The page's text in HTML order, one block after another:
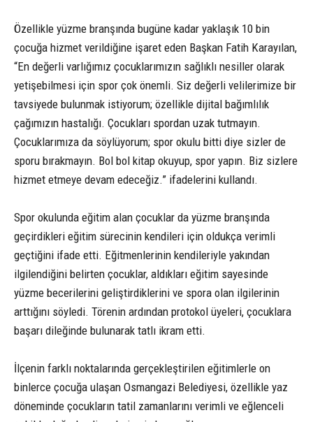
Özellikle yüzme branşında bugüne kadar yaklaşık 10 bin
çocuğa hizmet verildiğine işaret eden Başkan Fatih Karayılan,
“En değerli varlığımız çocuklarımızın sağlıklı nesiller olarak
yetişebilmesi için spor çok önemli. Siz değerli velilerimize bir
tavsiyede bulunmak istiyorum; özellikle dijital bağımlılık
çağımızın hastalığı. Çocukları spordan uzak tutmayın.
Çocuklarımıza da söylüyorum; spor okulu bitti diye sizler de
sporu bırakmayın. Bol bol kitap okuyup, spor yapın. Biz sizlere
hizmet etmeye devam edeceğiz.” ifadelerini kullandı.
Spor okulunda eğitim alan çocuklar da yüzme branşında
geçirdikleri eğitim sürecinin kendileri için oldukça verimli
geçtiğini ifade etti. Eğitmenlerinin kendileriyle yakından
ilgilendiğini belirten çocuklar, aldıkları eğitim sayesinde
yüzme becerilerini geliştirdiklerini ve spora olan ilgilerinin
arttığını söyledi. Törenin ardından protokol üyeleri, çocuklara
başarı dileğinde bulunarak tatlı ikram etti.
İlçenin farklı noktalarında gerçekleştirilen eğitimlerle on
binlerce çocuğa ulaşan Osmangazi Belediyesi, özellikle yaz
döneminde çocukların tatil zamanlarını verimli ve eğlenceli